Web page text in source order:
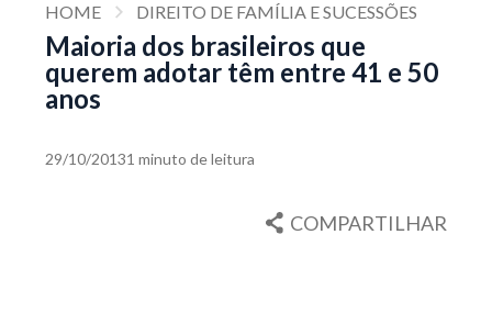
HOME DIREITO DE FAMÍLIA E SUCESSÕES
Maioria dos brasileiros que
querem adotar têm entre 41 e 50
anos
29/10/20131 minuto de leitura
COMPARTILHAR